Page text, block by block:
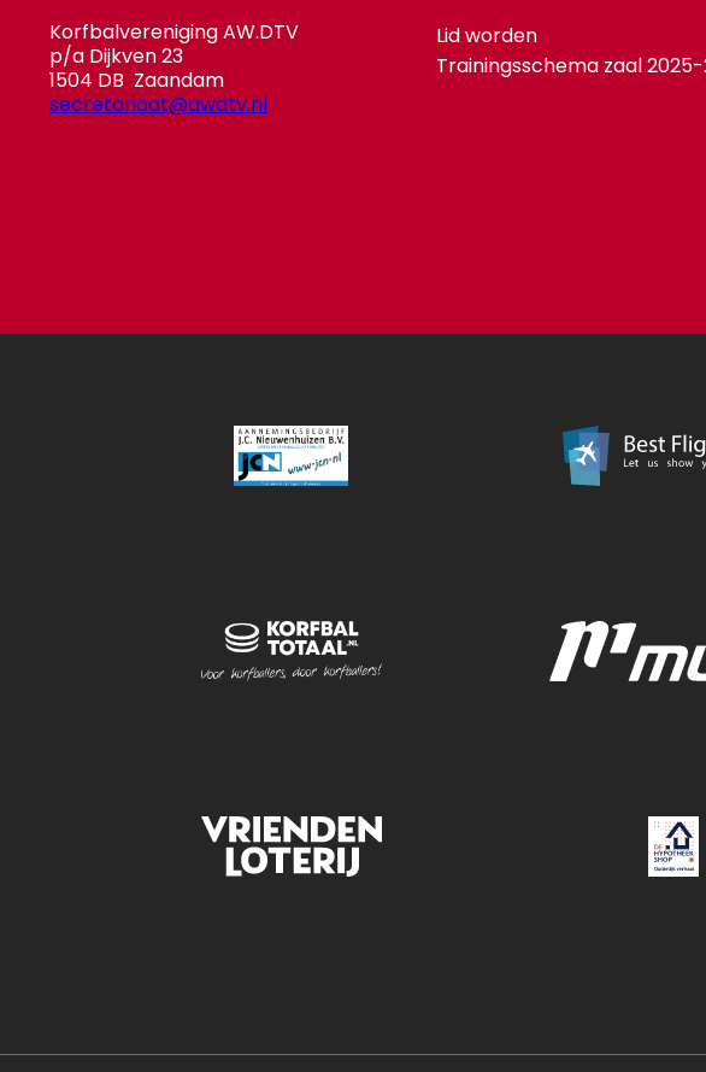
Korfbalvereniging AW.DTV
p/a Dijkven 23
1504 DB Zaandam
secretariaat@awdtv.nl
Lid worden
Trainingsschema zaal